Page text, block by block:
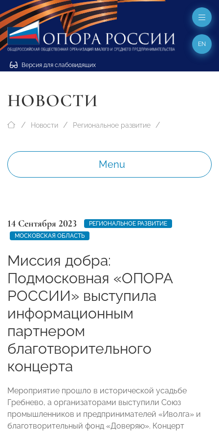
Версия для слабовидящих
EN
НОВОСТИ
Новости Региональное развитие
Menu
14 Сентября 2023
РЕГИОНАЛЬНОЕ РАЗВИТИЕ
МОСКОВСКАЯ ОБЛАСТЬ
Миссия добра:
Подмосковная «ОПОРА
РОССИИ» выступила
информационным
партнером
благотворительного
концерта
Мероприятие прошло в исторической усадьбе
Гребнево, а организаторами выступили Союз
промышленников и предпринимателей «Иволга» и
благотворительный фонд «Доверяю». Концерт